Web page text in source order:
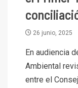
26 junio, 2025
En audiencia
Ambiental
entre el